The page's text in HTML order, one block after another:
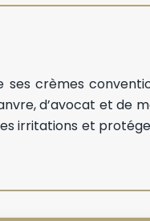
crèmes
d’avocat et de
irritations et